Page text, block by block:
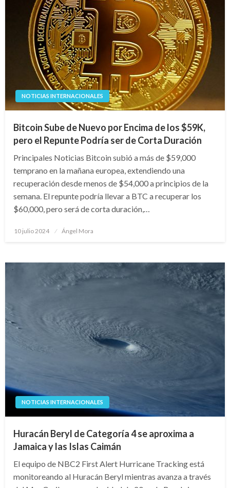
NOTICIAS INTERNACIONALES
Bitcoin Sube de Nuevo por Encima de los $59K,
pero el Repunte Podría ser de Corta Duración
Principales Noticias Bitcoin subió a más de $59,000
temprano en la mañana europea, extendiendo una
recuperación desde menos de $54,000 a principios de la
semana. El repunte podría llevar a BTC a recuperar los
$60,000, pero será de corta duración,…
Publicado
10 julio 2024 Ángel Mora
NOTICIAS INTERNACIONALES
Huracán Beryl de Categoría 4 se aproxima a
Jamaica y las Islas Caimán
El equipo de NBC2 First Alert Hurricane Tracking está
monitoreando al Huracán Beryl mientras avanza a través